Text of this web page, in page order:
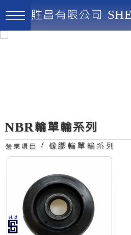
NBR輪單輪系列
營業項目 / 橡膠輪單輪系列
貹昌有限公司